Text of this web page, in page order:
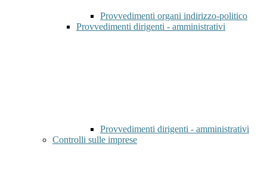
Provvedimenti organi indirizzo-politico
Provvedimenti dirigenti - amministrativi
Provvedimenti dirigenti - amministrativi
Controlli sulle imprese